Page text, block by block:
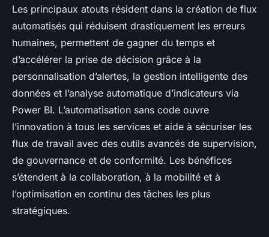
Les principaux atouts résident dans la création de flux
automatisés qui réduisent drastiquement les erreurs
humaines, permettent de gagner du temps et
d’accélérer la prise de décision grâce à la
personnalisation d’alertes, la gestion intelligente des
données et l’analyse automatique d’indicateurs via
Power BI. L’automatisation sans code ouvre
l’innovation à tous les services et aide à sécuriser les
flux de travail avec des outils avancés de supervision,
de gouvernance et de conformité. Les bénéfices
s’étendent à la collaboration, à la mobilité et à
l’optimisation en continu des tâches les plus
stratégiques.